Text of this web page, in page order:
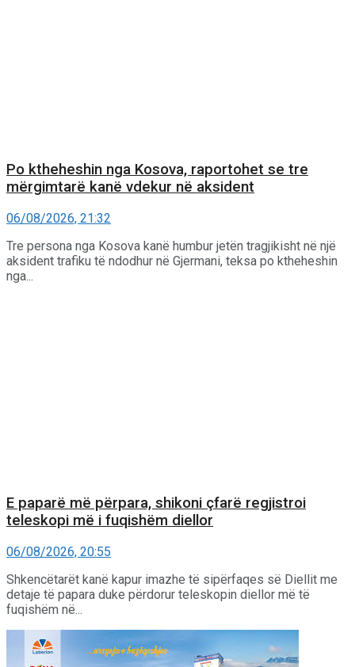
Po ktheheshin nga Kosova, raportohet se tre
mërgimtarë kanë vdekur në aksident
06/08/2026, 21:32
Tre persona nga Kosova kanë humbur jetën tragjikisht në një
aksident trafiku të ndodhur në Gjermani, teksa po ktheheshin
nga...
E paparë më përpara, shikoni çfarë regjistroi
teleskopi më i fuqishëm diellor
06/08/2026, 20:55
Shkencëtarët kanë kapur imazhe të sipërfaqes së Diellit me
detaje të papara duke përdorur teleskopin diellor më të
fuqishëm në...